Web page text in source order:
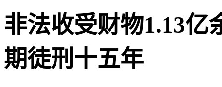
非法收受财物1.13亿
期徒刑十五年